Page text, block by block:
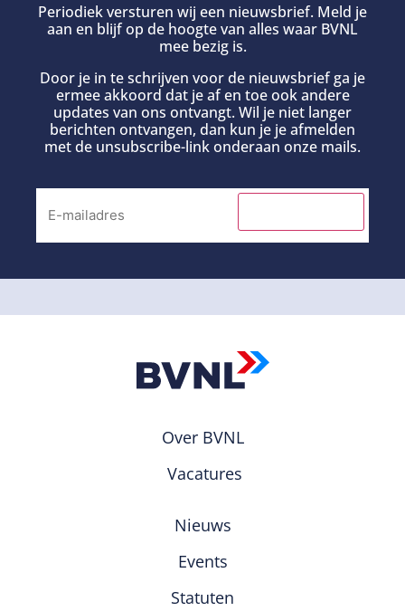
Periodiek versturen wij een nieuwsbrief. Meld je
aan en blijf op de hoogte van alles waar BVNL
mee bezig is.
Door je in te schrijven voor de nieuwsbrief ga je
ermee akkoord dat je af en toe ook andere
updates van ons ontvangt. Wil je niet langer
berichten ontvangen, dan kun je je afmelden
met de unsubscribe-link onderaan onze mails.
Over BVNL
Vacatures
Nieuws
Events
Statuten